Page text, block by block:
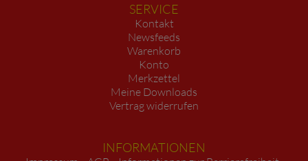
SERVICE
Kontakt
Newsfeeds
Warenkorb
Konto
Merkzettel
Meine Downloads
Vertrag widerrufen
INFORMATIONEN